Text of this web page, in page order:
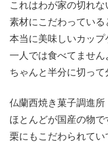
これはわが家の切れな
素材にこだわっている
本当に美味しいカップ
一人では食べてません
ちゃんと半分に切って
仏蘭西焼き菓子調進
ほとんどが国産の物で
栗にもこだわられて